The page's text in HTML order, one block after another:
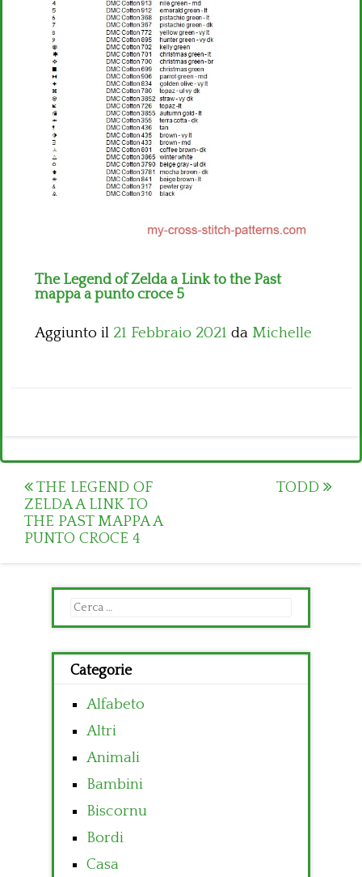
The Legend of Zelda a Link to the Past
mappa a punto croce 5
Aggiunto il 21 Febbraio 2021 da Michelle
Post
navigation
THE LEGEND OF
ZELDA A LINK TO
THE PAST MAPPA A
PUNTO CROCE 4
TODD
Ricerca
per:
Categorie
Alfabeto
Altri
Animali
Bambini
Biscornu
Bordi
Casa